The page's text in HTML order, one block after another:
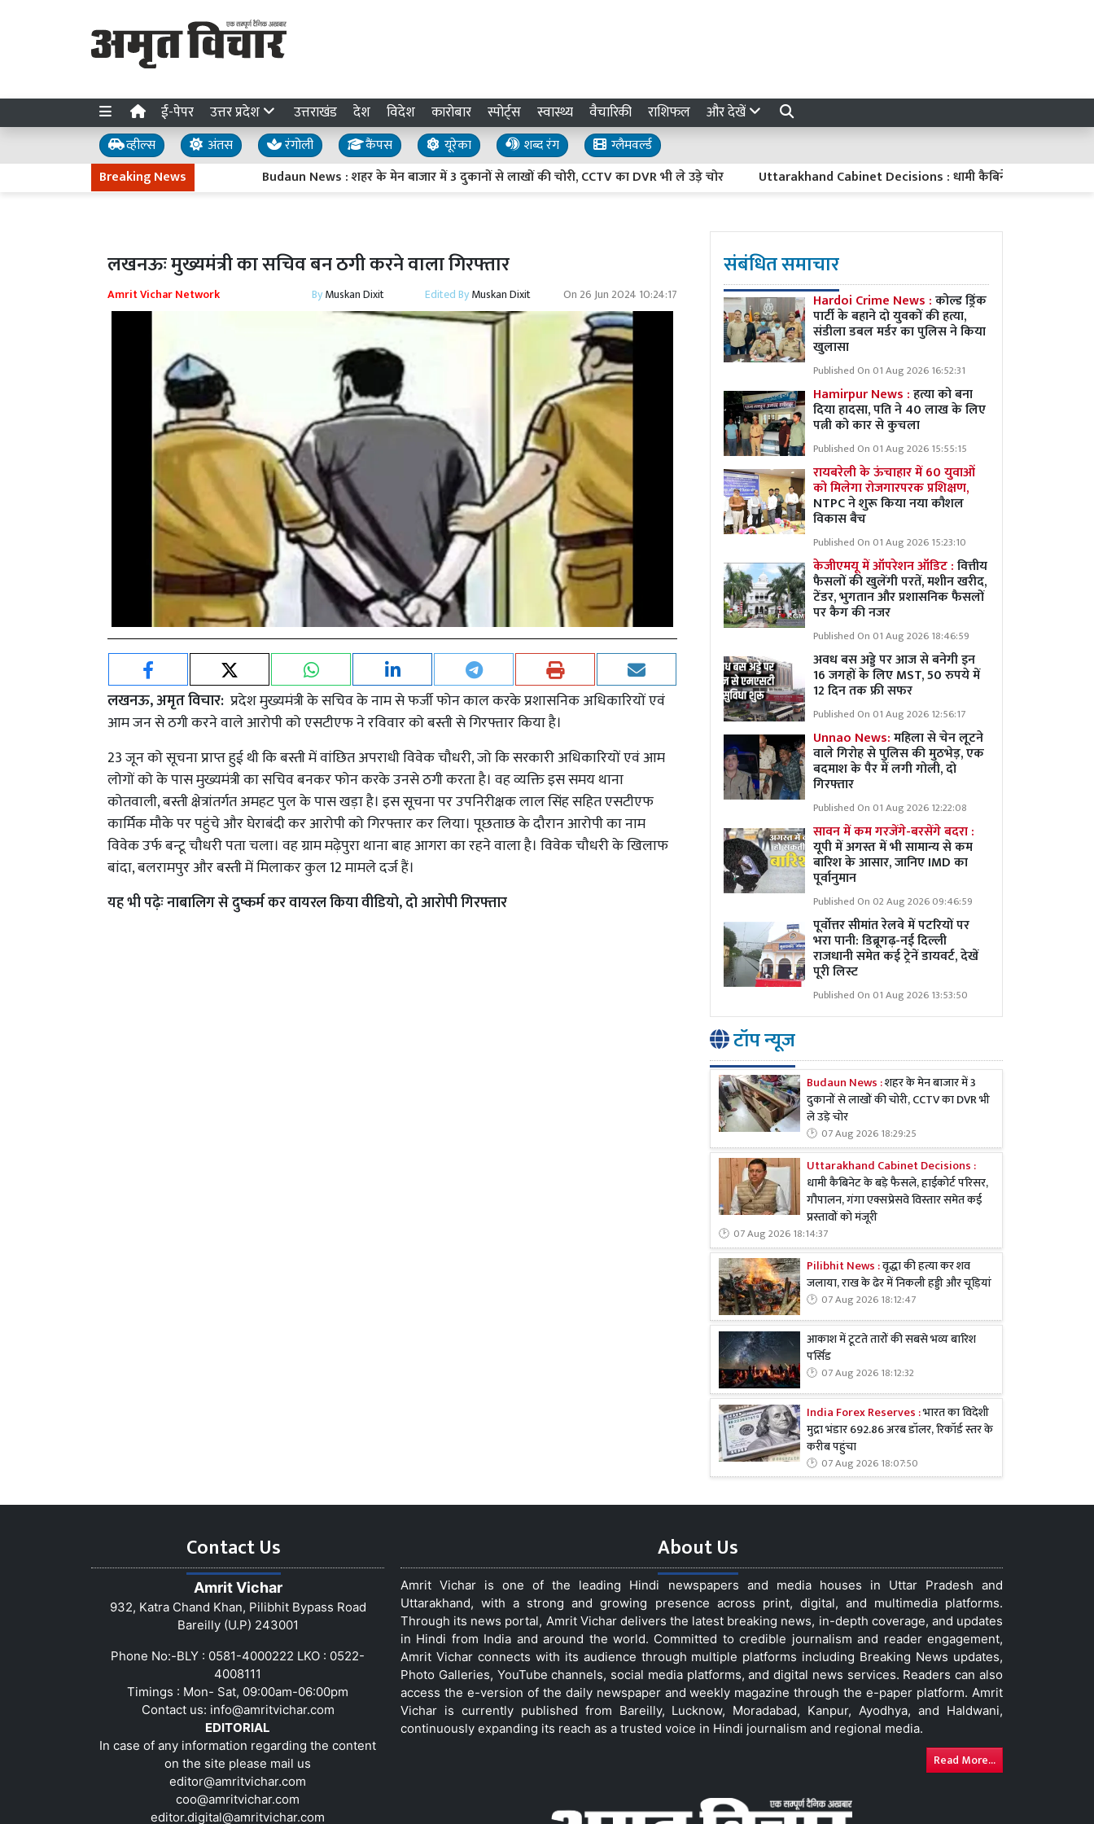
ई-पेपर उत्तर प्रदेश उत्तराखंड देश विदेश कारोबार स्पोर्ट्स स्वास्थ्य वैचारिकी राशिफल और देखें
व्हील्स अंतस रंगोली कैंपस यूरेका शब्द रंग
ग्लैमवर्ल्ड
Breaking News
Budaun News : शहर के मेन बाजार में 3 दुकानों से लाखों की चोरी, CCTV का DVR भी ले उड़े चोर Uttarakhand Cabinet Decisions : धामी कैबिनेट के बड़े फैसले, हाईकोर्ट
लखनऊः मुख्यमंत्री का सचिव बन ठगी करने वाला गिरफ्तार
Amrit Vichar Network ByMuskan Dixit Edited ByMuskan Dixit On 26 Jun 2024 10:24:17
लखनऊ, अमृत विचार: प्रदेश मुख्यमंत्री के सचिव के नाम से फर्जी फोन काल करके प्रशासनिक अधिकारियों एवं
आम जन से ठगी करने वाले आरोपी को एसटीएफ ने रविवार को बस्ती से गिरफ्तार किया है।
23 जून को सूचना प्राप्त हुई थी कि बस्ती में वांछित अपराधी विवेक चौधरी, जो कि सरकारी अधिकारियों एवं आम
लोगों को के पास मुख्यमंत्री का सचिव बनकर फोन करके उनसे ठगी करता है। वह व्यक्ति इस समय थाना
कोतवाली, बस्ती क्षेत्रांतर्गत अमहट पुल के पास खड़ा है। इस सूचना पर उपनिरीक्षक लाल सिंह सहित एसटीएफ
कार्मिक मौके पर पहुंचे और घेराबंदी कर आरोपी को गिरफ्तार कर लिया। पूछताछ के दौरान आरोपी का नाम
विवेक उर्फ बन्टू चौधरी पता चला। वह ग्राम मढ़ेपुरा थाना बाह आगरा का रहने वाला है। विवेक चौधरी के खिलाफ
बांदा, बलरामपुर और बस्ती में मिलाकर कुल 12 मामले दर्ज हैं।
यह भी पढ़ेःनाबालिग से दुष्कर्म कर वायरल किया वीडियो, दो आरोपी गिरफ्तार
संबंधित समाचार
Hardoi Crime News :कोल्ड ड्रिंक
पार्टी के बहाने दो युवकों की हत्या,
संडीला डबल मर्डर का पुलिस ने किया
खुलासा
Published On 01 Aug 2026 16:52:31
Hamirpur News :हत्या को बना
दिया हादसा, पति ने 40 लाख के लिए
पत्नी को कार से कुचला
Published On 01 Aug 2026 15:55:15
रायबरेली के ऊंचाहार में 60 युवाओं
को मिलेगा रोजगारपरक प्रशिक्षण,
NTPC ने शुरू किया नया कौशल
विकास बैच
Published On 01 Aug 2026 15:23:10
केजीएमयू में ऑपरेशन ऑडिट :वित्तीय
फैसलों की खुलेंगी परतें, मशीन खरीद,
टेंडर, भुगतान और प्रशासनिक फैसलों
पर कैग की नजर
Published On 01 Aug 2026 18:46:59
अवध बस अड्डे पर आज से बनेगी इन
16 जगहों के लिए MST, 50 रुपये में
12 दिन तक फ्री सफर
Published On 01 Aug 2026 12:56:17
Unnao News:महिला से चेन लूटने
वाले गिरोह से पुलिस की मुठभेड़, एक
बदमाश के पैर में लगी गोली, दो
गिरफ्तार
Published On 01 Aug 2026 12:22:08
सावन में कम गरजेंगे-बरसेंगे बदरा :
यूपी में अगस्त में भी सामान्य से कम
बारिश के आसार, जानिए IMD का
पूर्वानुमान
Published On 02 Aug 2026 09:46:59
पूर्वोत्तर सीमांत रेलवे में पटरियों पर
भरा पानी: डिब्रूगढ़-नई दिल्ली
राजधानी समेत कई ट्रेनें डायवर्ट, देखें
पूरी लिस्ट
Published On 01 Aug 2026 13:53:50
टॉप न्यूज
Budaun News :शहर के मेन बाजार में 3
दुकानों से लाखों की चोरी, CCTV का DVR भी
ले उड़े चोर
07 Aug 2026 18:29:25
Uttarakhand Cabinet Decisions :
धामी कैबिनेट के बड़े फैसले, हाईकोर्ट परिसर,
गौपालन, गंगा एक्सप्रेसवे विस्तार समेत कई
प्रस्तावों को मंजूरी
07 Aug 2026 18:14:37
Pilibhit News :वृद्धा की हत्या कर शव
जलाया, राख के ढेर में निकली हड्डी और चूड़ियां
07 Aug 2026 18:12:47
आकाश में टूटते तारों की सबसे भव्य बारिश
पर्सिड
07 Aug 2026 18:12:32
India Forex Reserves :भारत का विदेशी
मुद्रा भंडार 692.86 अरब डॉलर, रिकॉर्ड स्तर के
करीब पहुंचा
07 Aug 2026 18:07:50
Contact Us
Amrit Vichar
932, Katra Chand Khan, Pilibhit Bypass Road
Bareilly (U.P) 243001
Phone No:-BLY : 0581-4000222 LKO : 0522-
4008111
Timings : Mon- Sat, 09:00am-06:00pm
Contact us: info@amritvichar.com
EDITORIAL
In case of any information regarding the content
on the site please mail us
editor@amritvichar.com
coo@amritvichar.com
editor.digital@amritvichar.com
About Us
Amrit Vichar is one of the leading Hindi newspapers and media houses in Uttar Pradesh and
Uttarakhand, with a strong and growing presence across print, digital, and multimedia platforms.
Through its news portal, Amrit Vichar delivers the latest breaking news, in-depth coverage, and updates
in Hindi from India and around the world. Committed to credible journalism and reader engagement,
Amrit Vichar connects with its audience through multiple platforms including Breaking News updates,
Photo Galleries, YouTube channels, social media platforms, and digital news services. Readers can also
access the e-version of the daily newspaper and weekly magazine through the e-paper platform. Amrit
Vichar is currently published from Bareilly, Lucknow, Moradabad, Kanpur, Ayodhya, and Haldwani,
continuously expanding its reach as a trusted voice in Hindi journalism and regional media.
Read More...